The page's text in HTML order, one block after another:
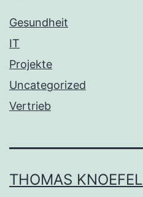
Gesundheit
IT
Projekte
Uncategorized
Vertrieb
THOMAS KNOEFEL